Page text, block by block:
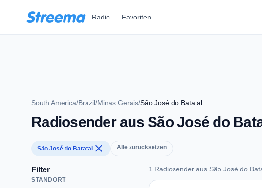
Radio Favoriten
South America/Brazil/Minas Gerais/São José do Batatal
Radiosender aus São José do
São José do Batatal close Alle zurücksetzen
Filter
STANDORT
1 Radiosender aus São José do
1 Radiosender aus São José do